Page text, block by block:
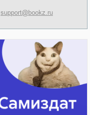
support@bookz.ru